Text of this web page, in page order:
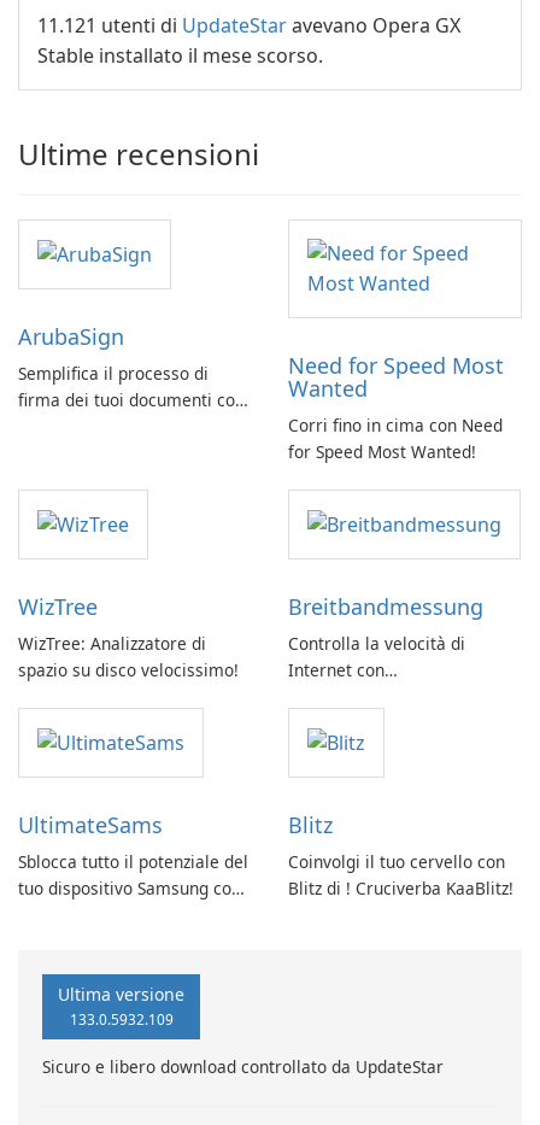
11.121 utenti di UpdateStaravevano Opera GX
Stable installato il mese scorso.
Ultime recensioni
ArubaSign
Semplifica il processo di
firma dei tuoi documenti con
Need for Speed Most
Wanted
Corri fino in cima con Need
for Speed Most Wanted!
WizTree
WizTree: Analizzatore di
spazio su disco velocissimo!
Breitbandmessung
Controlla la velocità di
Internet con
GmbH!
UltimateSams
Sblocca tutto il potenziale del
tuo dispositivo Samsung con
Blitz
Coinvolgi il tuo cervello con
Blitz di ! Cruciverba KaaBlitz!
Ultima versione
133.0.5932.109
Sicuro e libero download controllato da UpdateStar